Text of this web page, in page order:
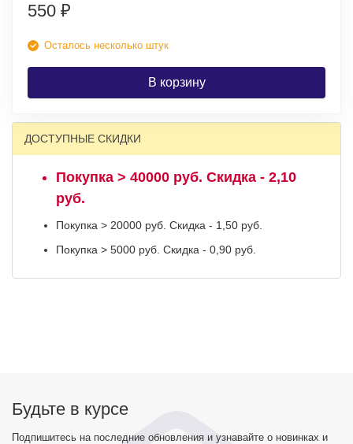
550 ₽
Осталось несколько штук
В корзину
ДОСТУПНЫЕ СКИДКИ
Покупка > 40000 руб. Скидка - 2,10
руб.
Покупка > 20000 руб. Скидка - 1,50 руб.
Покупка > 5000 руб. Скидка - 0,90 руб.
Будьте в курсе
Подпишитесь на последние обновления и узнавайте о новинках и